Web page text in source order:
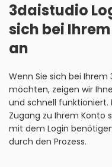
3daistudio
sich bei
an
Wenn Sie sich bei
möchten, zeigen wir
und schnell funktioniert.
Zugang zu Ihrem Konto
mit dem Login
durch den Prozess.